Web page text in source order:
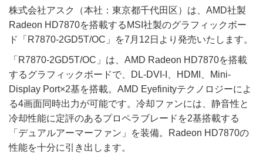
株式会社アスク（本社：東京都千代田区）は、AMD社製
Radeon HD7870を搭載するMSI社製のグラフィックボー
ド「R7870-2GD5T/OC」を7月12日より発売いたします。
「R7870-2GD5T/OC」は、AMD Radeon HD7870を搭載
するグラフィックボードで、DL-DVI-I、HDMI、Mini-
Display Port×2基を搭載。AMD Eyefinityテクノロジーによ
る4画面同時出力が可能です。冷却ファンには、静音性と
冷却性能に定評のあるプロペラブレードを2基搭載する
「デュアルアーマーファン」を装備。Radeon HD7870の
性能を十分に引き出します。